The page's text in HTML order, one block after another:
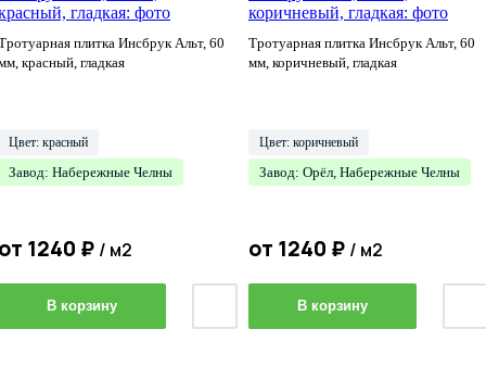
плитка Инсбрук Альт, 60
красный, гладкая
Цвет: красный
Завод: Набережные Челны
1240 ₽ / м2
В корзину
Тротуарная плитка Инсбрук Альт, 60
мм, коричневый, гладкая
Цвет: коричневый
Завод: Орёл, Набережные Челны
от 1240 ₽ / м2
В корзину